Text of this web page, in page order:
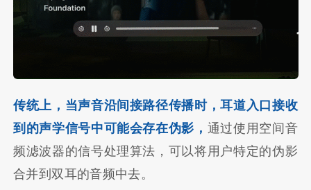
传统上，当声音沿间接路径传播时，耳道入口接收
到的声学信号中可能会存在伪影， 通过使用空间音
频滤波器的信号处理算法，可以将用户特定的伪影
合并到双耳的音频中去。